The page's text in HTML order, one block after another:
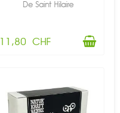
De Saint Hilaire
11,80 CHF